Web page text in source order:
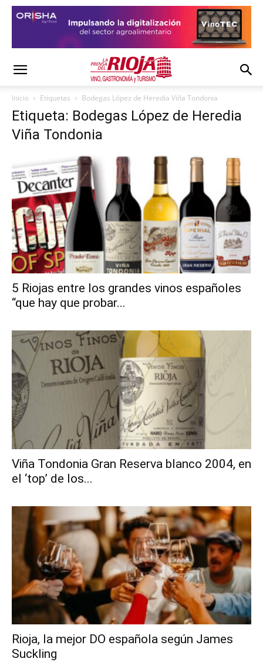
Inicio Etiquetas Bodegas López de Heredia Viña Tondonia
Etiqueta: Bodegas López de Heredia
Viña Tondonia
5 Riojas entre los grandes vinos españoles
“que hay que probar...
Viña Tondonia Gran Reserva blanco 2004, en
el ‘top’ de los...
Rioja, la mejor DO española según James
Suckling